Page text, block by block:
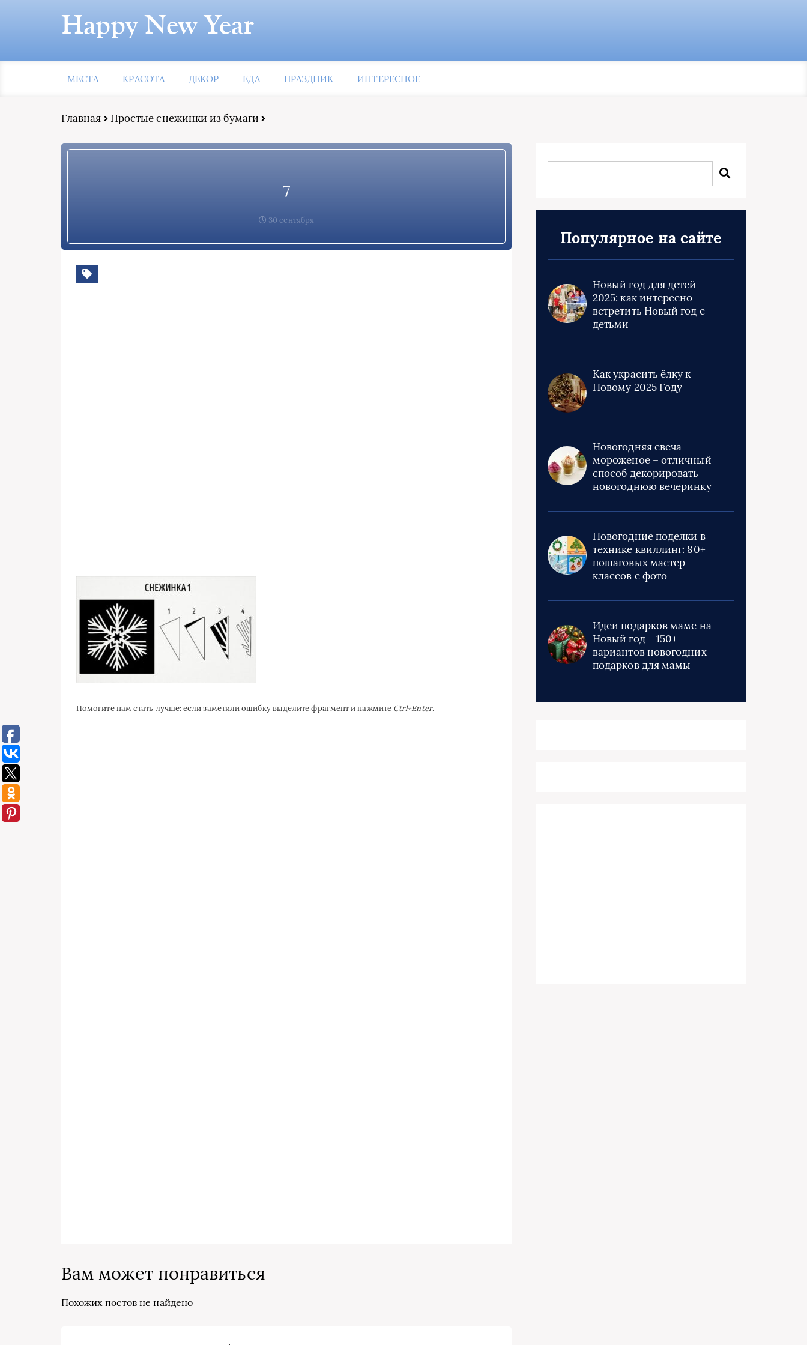
Happy New Year
МЕСТА КРАСОТА ДЕКОР ЕДА ПРАЗДНИК ИНТЕРЕСНОЕ
Главная Простые снежинки из бумаги
7
30 сентября
Помогите нам стать лучше: если заметили ошибку выделите фрагмент и нажмите Ctrl+Enter.
Вам может понравиться
Похожих постов не найдено
Популярное на сайте
Новый год для детей
2025: как интересно
встретить Новый год с
детьми
Как украсить ёлку к
Новому 2025 Году
Новогодняя свеча-
мороженое – отличный
способ декорировать
новогоднюю вечеринку
Новогодние поделки в
технике квиллинг: 80+
пошаговых мастер
классов с фото
Идеи подарков маме на
Новый год – 150+
вариантов новогодних
подарков для мамы